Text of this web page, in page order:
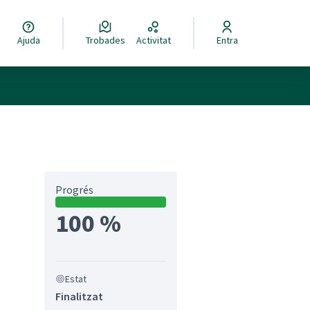
Ajuda Trobades Activitat Entra
Progrés
100 %
Estat
Finalitzat